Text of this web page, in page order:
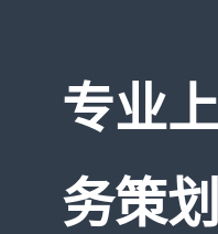
专业
务策